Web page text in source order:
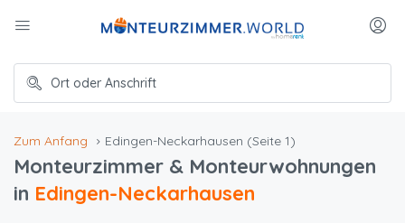
Zum Anfang Edingen-Neckarhausen (Seite 1)
Monteurzimmer & Monteurwohnungen
in Edingen-Neckarhausen